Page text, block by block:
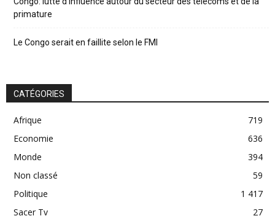
primature
Le Congo serait en faillite selon le FMI
CATÉGORIES
Afrique
719
Economie
636
Monde
394
Non classé
59
Politique
1 417
Sacer Tv
27